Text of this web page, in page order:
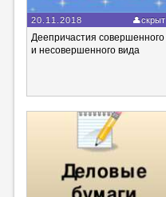
20.11.2018 скрыт
Деепричастия совершенного
и несовершенного вида